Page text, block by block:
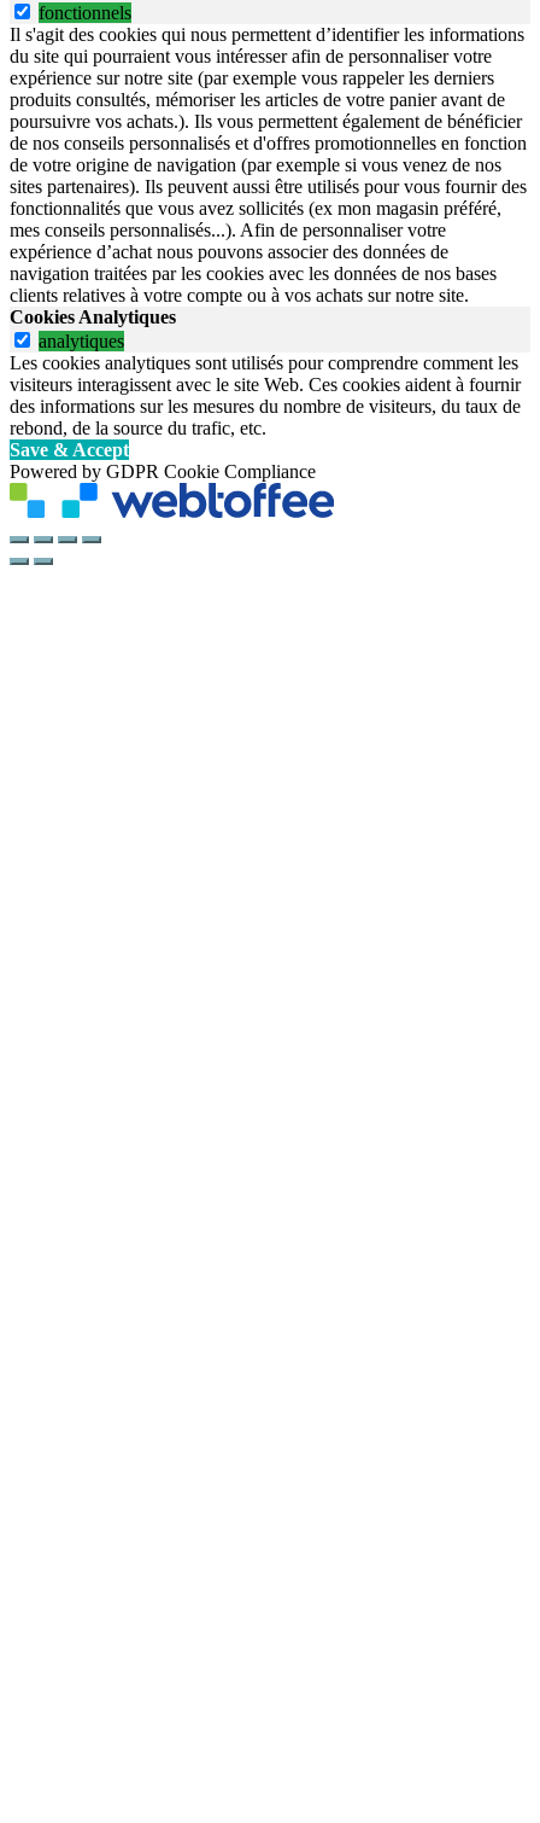
fonctionnels
Il s'agit des cookies qui nous permettent d’identifier les informations
du site qui pourraient vous intéresser afin de personnaliser votre
expérience sur notre site (par exemple vous rappeler les derniers
produits consultés, mémoriser les articles de votre panier avant de
poursuivre vos achats.). Ils vous permettent également de bénéficier
de nos conseils personnalisés et d'offres promotionnelles en fonction
de votre origine de navigation (par exemple si vous venez de nos
sites partenaires). Ils peuvent aussi être utilisés pour vous fournir des
fonctionnalités que vous avez sollicités (ex mon magasin préféré,
mes conseils personnalisés...). Afin de personnaliser votre
expérience d’achat nous pouvons associer des données de
navigation traitées par les cookies avec les données de nos bases
clients relatives à votre compte ou à vos achats sur notre site.
Cookies Analytiques
analytiques
Les cookies analytiques sont utilisés pour comprendre comment les
visiteurs interagissent avec le site Web. Ces cookies aident à fournir
des informations sur les mesures du nombre de visiteurs, du taux de
rebond, de la source du trafic, etc.
Save & Accept
Powered by GDPR Cookie Compliance